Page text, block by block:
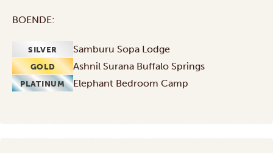
BOENDE:
SILVER Samburu Sopa Lodge
GOLD Ashnil Surana Buffalo Springs
PLATINUM Elephant Bedroom Camp